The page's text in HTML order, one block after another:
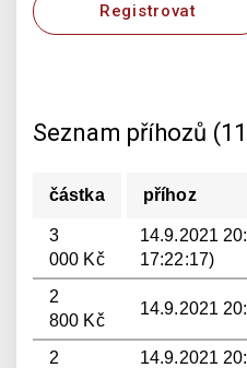
Registrovat
Seznam příhozů
částka příhoz
3
000 Kč
14.9.2021
17:22:17)
2
800 Kč
14.9.2021
2
14.9.2021